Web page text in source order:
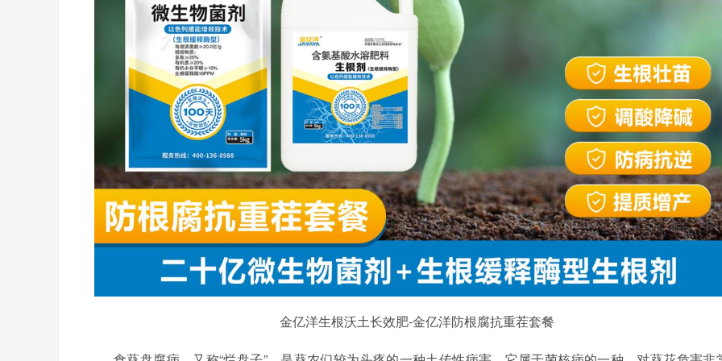
金亿洋生根沃土长效肥-金亿洋防根腐抗重茬套餐